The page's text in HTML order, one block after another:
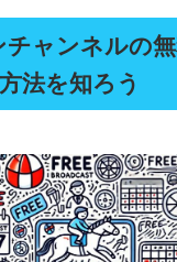
チャンネルの
法を知ろう